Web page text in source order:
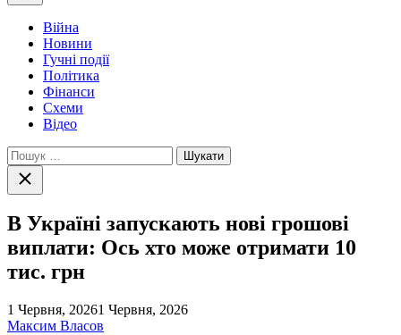
Війна
Новини
Гучні події
Політика
Фінанси
Схеми
Відео
Пошук:
Закрити
пошук
В Україні запускають нові грошові
виплати: Ось хто може отримати 10
тис. грн
1 Червня, 20261 Червня, 2026
Максим Власов